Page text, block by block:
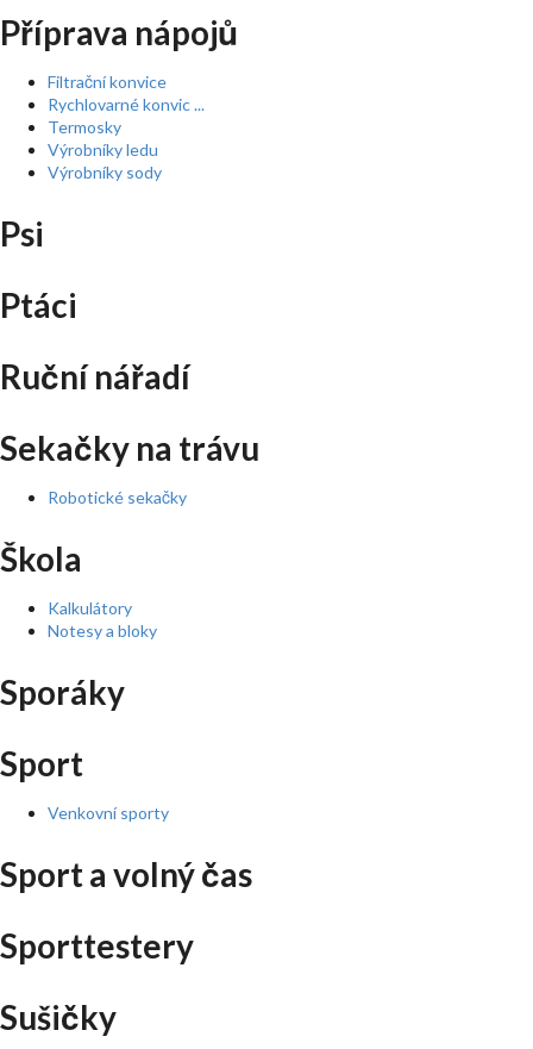
Příprava nápojů
Filtrační konvice
Rychlovarné konvic ...
Termosky
Výrobníky ledu
Výrobníky sody
Psi
Ptáci
Ruční nářadí
Sekačky na trávu
Robotické sekačky
Škola
Kalkulátory
Notesy a bloky
Sporáky
Sport
Venkovní sporty
Sport a volný čas
Sporttestery
Sušičky